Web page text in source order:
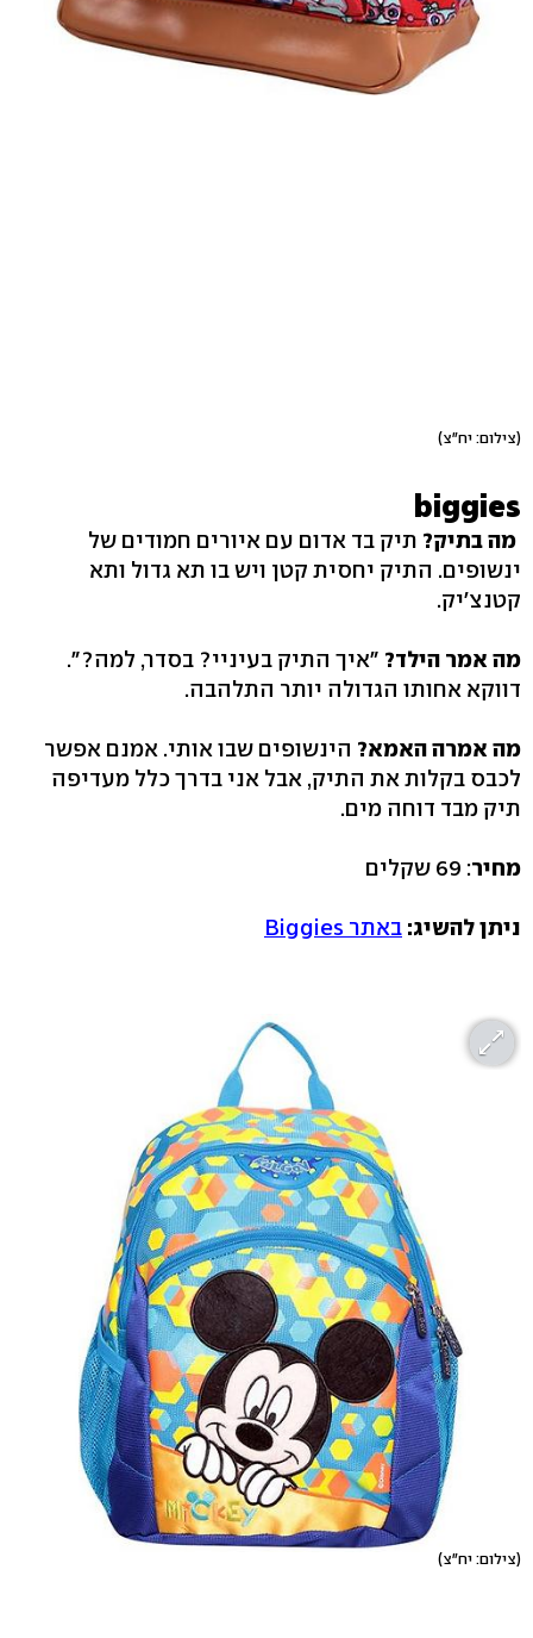
(צילום: יח"צ)
biggies
מה בתיק? תיק בד אדום עם איורים חמודים של
ינשופים. התיק יחסית קטן ויש בו תא גדול ותא
קטנצ'יק.
מה אמר הילד? "איך התיק בעיניי? בסדר, למה?".
דווקא אחותו הגדולה יותר התלהבה.
מה אמרה האמא? הינשופים שבו אותי. אמנם אפשר
לכבס בקלות את התיק, אבל אני בדרך כלל מעדיפה
תיק מבד דוחה מים.
מחיר: 69 שקלים
ניתן להשיג: באתר Biggies
(צילום: יח"צ)